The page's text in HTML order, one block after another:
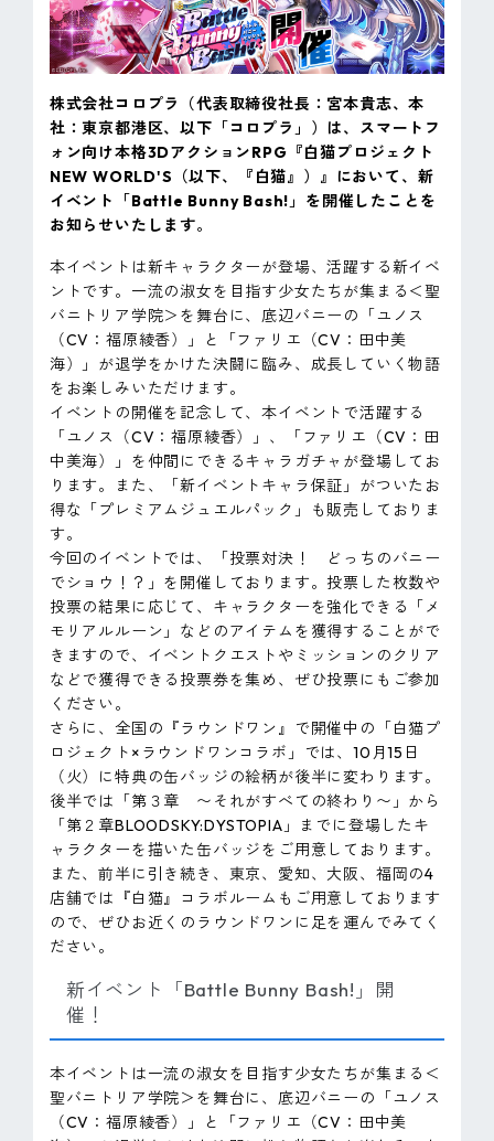
株式会社コロプラ（代表取締役社長：宮本貴志、本
社：東京都港区、以下「コロプラ」）は、スマートフ
ォン向け本格3DアクションRPG『白猫プロジェクト
NEW WORLD'S（以下、『白猫』）』において、新
イベント「Battle Bunny Bash!」を開催したことを
お知らせいたします。
本イベントは新キャラクターが登場、活躍する新イベ
ントです。一流の淑女を目指す少女たちが集まる＜聖
バニトリア学院＞を舞台に、底辺バニーの「ユノス
（CV：福原綾香）」と「ファリエ（CV：田中美
海）」が退学をかけた決闘に臨み、成長していく物語
をお楽しみいただけます。
イベントの開催を記念して、本イベントで活躍する
「ユノス（CV：福原綾香）」、「ファリエ（CV：田
中美海）」を仲間にできるキャラガチャが登場してお
ります。また、「新イベントキャラ保証」がついたお
得な「プレミアムジュエルパック」も販売しておりま
す。
今回のイベントでは、「投票対決！ どっちのバニー
でショウ！？」を開催しております。投票した枚数や
投票の結果に応じて、キャラクターを強化できる「メ
モリアルルーン」などのアイテムを獲得することがで
きますので、イベントクエストやミッションのクリア
などで獲得できる投票券を集め、ぜひ投票にもご参加
ください。
さらに、全国の『ラウンドワン』で開催中の「白猫プ
ロジェクト×ラウンドワンコラボ」では、10月15日
（火）に特典の缶バッジの絵柄が後半に変わります。
後半では「第３章 〜それがすべての終わり〜」から
「第２章BLOODSKY:DYSTOPIA」までに登場したキ
ャラクターを描いた缶バッジをご用意しております。
また、前半に引き続き、東京、愛知、大阪、福岡の4
店舗では『白猫』コラボルームもご用意しております
ので、ぜひお近くのラウンドワンに足を運んでみてく
ださい。
新イベント「Battle Bunny Bash!」開
催！
本イベントは一流の淑女を目指す少女たちが集まる＜
聖バニトリア学院＞を舞台に、底辺バニーの「ユノス
（CV：福原綾香）」と「ファリエ（CV：田中美